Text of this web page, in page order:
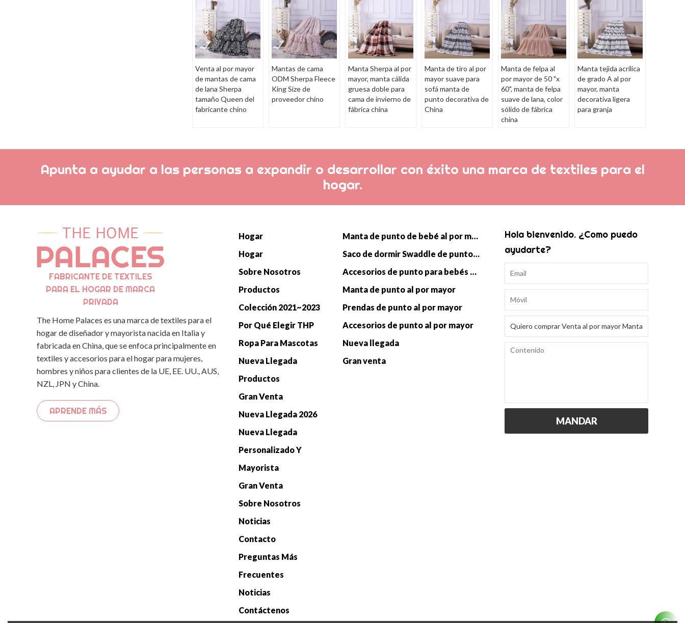
Venta al por mayor
de mantas de cama
de lana Sherpa
tamaño Queen del
fabricante chino
Mantas de cama
ODM Sherpa Fleece
King Size de
proveedor chino
Manta Sherpa al por
mayor, manta cálida
gruesa doble para
cama de invierno de
fábrica china
Manta de tiro al por
mayor suave para
sofá manta de
punto decorativa de
China
Manta de felpa al
por mayor de 50 "x
60", manta de felpa
suave de lana, color
sólido de fábrica
china
Manta tejida acrílica
de grado A al por
mayor, manta
decorativa ligera
para granja
Apunta a ayudar a las personas a expandir o desarrollar con éxito una marca de textiles para el
hogar.
FABRICANTE DE TEXTILES
PARA EL HOGAR DE MARCA
PRIVADA
The Home Palaces es una marca de textiles para el
hogar de diseñador y mayorista nacida en Italia y
fabricada en China, que se enfoca principalmente en
textiles y accesorios para el hogar para mujeres,
hombres y niños para clientes de la UE, EE. UU., AUS,
NZL, JPN y China.
APRENDE MÁS
Hogar
Hogar
Sobre Nosotros
Productos
Colección 2021~2023
Por Qué Elegir THP
Ropa Para Mascotas
Nueva Llegada
Productos
Gran Venta
Nueva Llegada 2026
Nueva Llegada
Personalizado Y
Mayorista
Gran Venta
Sobre Nosotros
Noticias
Contacto
Preguntas Más
Frecuentes
Noticias
Contáctenos
Manta de punto de bebé al por mayor
Saco de dormir Swaddle de punto para bebé al por mayor
Accesorios de punto para bebés al por mayor
Manta de punto al por mayor
Prendas de punto al por mayor
Accesorios de punto al por mayor
Nueva llegada
Gran venta
Hola bienvenido. ¿Como puedo
ayudarte?
MANDAR